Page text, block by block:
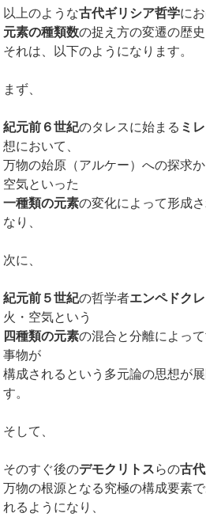
以上のような古代ギリシア哲学に
元素の種類数の捉え方の変遷の歴
それは、以下のようになります。
まず、
紀元前６世紀のタレスに始まる ミ
想において、
万物の始原（アルケー）への探求
空気といった
一種類の元素の変化によって形成
なり、
次に、
紀元前５世紀の哲学者エンペドク
火・空気という
四種類の元素の混合と分離によっ
事物が
構成されるという多元論の思想が
す。
そして、
そのすぐ後のデモクリトスらの古
万物の根源となる究極の構成要素
れるようになり、